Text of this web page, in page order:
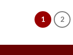
1 2